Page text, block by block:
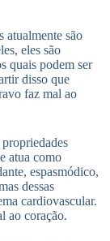
atualmente são
eles são
quais podem ser
disso que
faz mal ao
atua como
espasmódico,
dessas
cardiovascular.
ao coração.